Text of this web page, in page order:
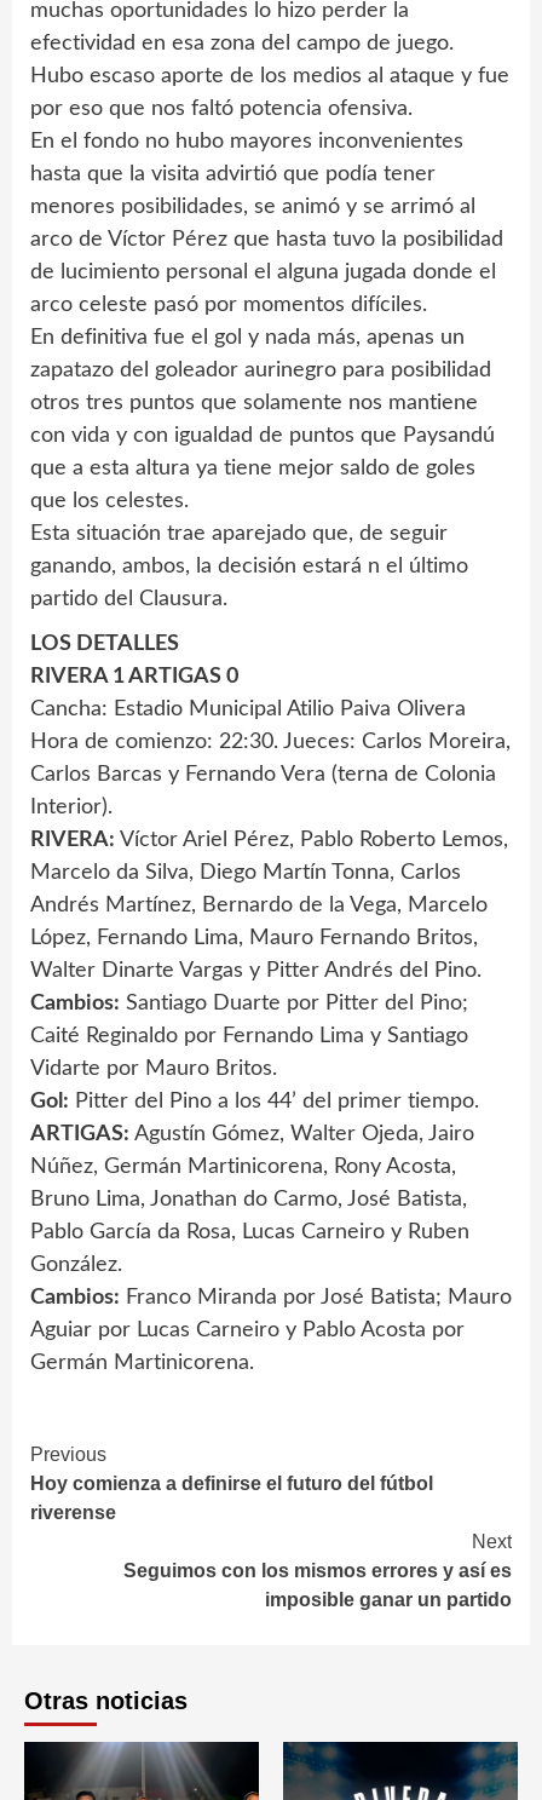
muchas oportunidades lo hizo perder la
efectividad en esa zona del campo de juego.
Hubo escaso aporte de los medios al ataque y fue
por eso que nos faltó potencia ofensiva.
En el fondo no hubo mayores inconvenientes
hasta que la visita advirtió que podía tener
menores posibilidades, se animó y se arrimó al
arco de Víctor Pérez que hasta tuvo la posibilidad
de lucimiento personal el alguna jugada donde el
arco celeste pasó por momentos difíciles.
En definitiva fue el gol y nada más, apenas un
zapatazo del goleador aurinegro para posibilidad
otros tres puntos que solamente nos mantiene
con vida y con igualdad de puntos que Paysandú
que a esta altura ya tiene mejor saldo de goles
que los celestes.
Esta situación trae aparejado que, de seguir
ganando, ambos, la decisión estará n el último
partido del Clausura.
LOS DETALLES
RIVERA 1 ARTIGAS 0
Cancha: Estadio Municipal Atilio Paiva Olivera
Hora de comienzo: 22:30. Jueces: Carlos Moreira,
Carlos Barcas y Fernando Vera (terna de Colonia
Interior).
RIVERA: Víctor Ariel Pérez, Pablo Roberto Lemos,
Marcelo da Silva, Diego Martín Tonna, Carlos
Andrés Martínez, Bernardo de la Vega, Marcelo
López, Fernando Lima, Mauro Fernando Britos,
Walter Dinarte Vargas y Pitter Andrés del Pino.
Cambios: Santiago Duarte por Pitter del Pino;
Caité Reginaldo por Fernando Lima y Santiago
Vidarte por Mauro Britos.
Gol: Pitter del Pino a los 44’ del primer tiempo.
ARTIGAS: Agustín Gómez, Walter Ojeda, Jairo
Núñez, Germán Martinicorena, Rony Acosta,
Bruno Lima, Jonathan do Carmo, José Batista,
Pablo García da Rosa, Lucas Carneiro y Ruben
González.
Cambios: Franco Miranda por José Batista; Mauro
Aguiar por Lucas Carneiro y Pablo Acosta por
Germán Martinicorena.
Continue
Reading
Previous
Hoy comienza a definirse el futuro del fútbol
riverense
Next
Seguimos con los mismos errores y así es
imposible ganar un partido
Otras noticias